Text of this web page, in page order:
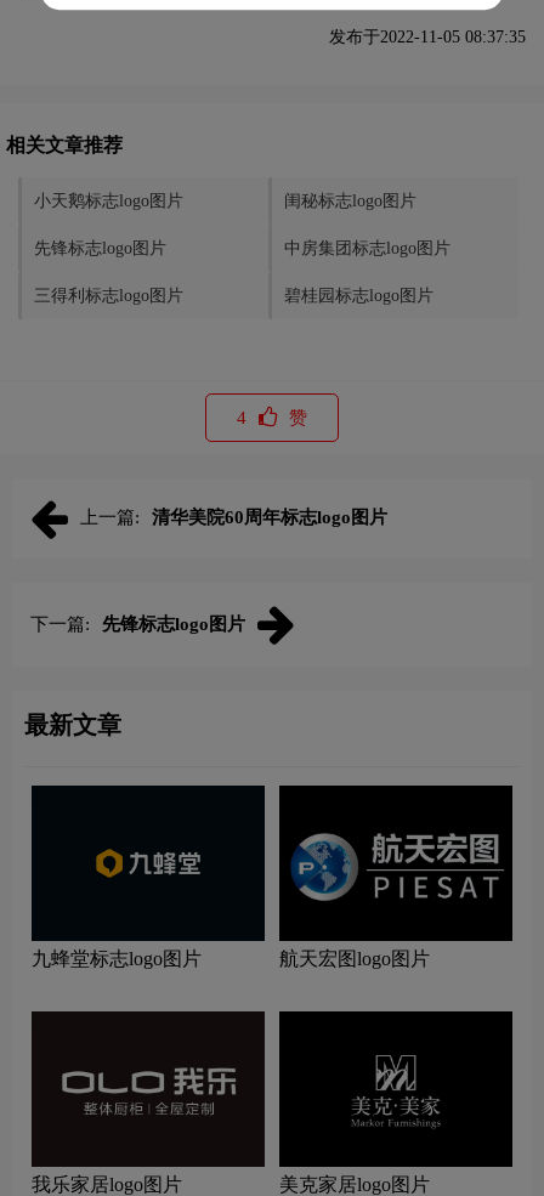
发布于2022-11-05 08:37:35
相关文章推荐
小天鹅标志logo图片 闺秘标志logo图片
先锋标志logo图片 中房集团标志logo图片
三得利标志logo图片 碧桂园标志logo图片
4 赞
上一篇: 清华美院60周年标志logo图片
下一篇: 先锋标志logo图片
最新文章
九蜂堂标志logo图片 航天宏图logo图片
我乐家居logo图片 美克家居logo图片